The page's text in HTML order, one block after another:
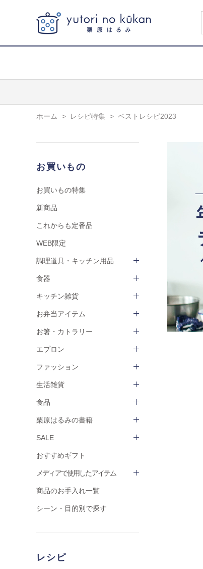
ホーム > レシピ特集 > ベストレシピ2023
お買いもの
お買いもの特集
新商品
これからも定番品
WEB限定
調理道具・キッチン用品
食器
キッチン雑貨
お弁当アイテム
お箸・カトラリー
エプロン
ファッション
生活雑貨
食品
栗原はるみの書籍
SALE
おすすめギフト
メディアで使用したアイテム
商品のお手入れ一覧
シーン・目的別で探す
レシピ